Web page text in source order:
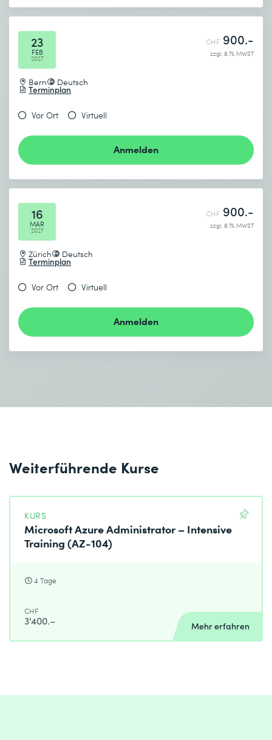
23
FEB
2027
Bern Deutsch
Terminplan
CHF 900.-
zzgl. 8.1% MWST
Vor Ort Virtuell
Anmelden
16
MAR
2027
Zürich Deutsch
Terminplan
CHF 900.-
zzgl. 8.1% MWST
Vor Ort Virtuell
Anmelden
Weiterführende Kurse
KURS
Microsoft Azure Administrator – Intensive
Training (AZ-104)
4 Tage
CHF
3'400.– Mehr erfahren